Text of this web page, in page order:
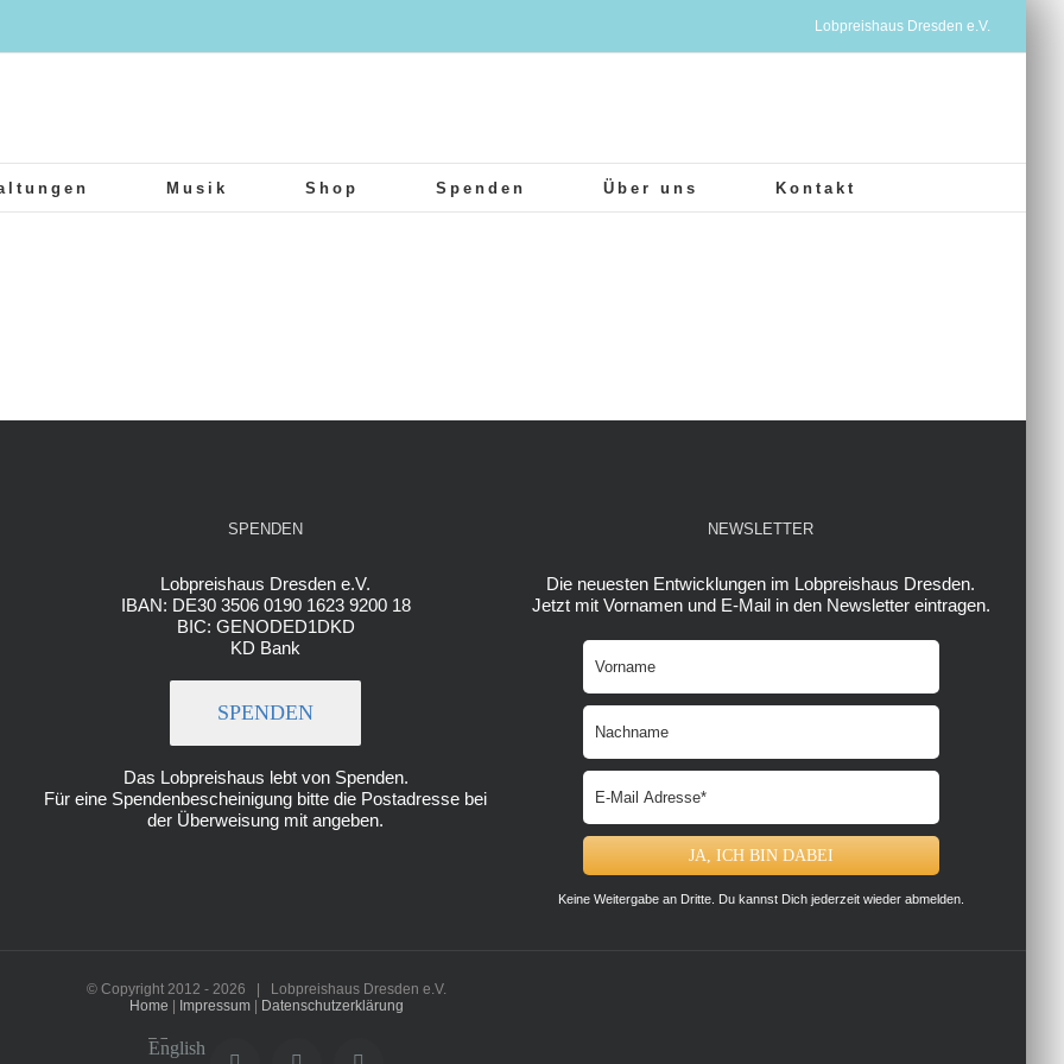
Lobpreishaus Dresden e.V.
Musik Shop Spenden Über uns Kontakt
SPENDEN
Lobpreishaus Dresden e.V.
IBAN: DE30 3506 0190 1623 9200 18
BIC: GENODED1DKD
KD Bank
SPENDEN
Das Lobpreishaus lebt von Spenden.
Für eine Spendenbescheinigung bitte die Postadresse bei
der Überweisung mit angeben.
NEWSLETTER
Die neuesten Entwicklungen im Lobpreishaus Dresden.
Jetzt mit Vornamen und E-Mail in den Newsletter eintragen.
Keine Weitergabe an Dritte. Du kannst Dich jederzeit wieder abmelden.
© Copyright 2012 - 2026 | Lobpreishaus Dresden e.V.
Home
Impressum| Datenschutzerklärung
English